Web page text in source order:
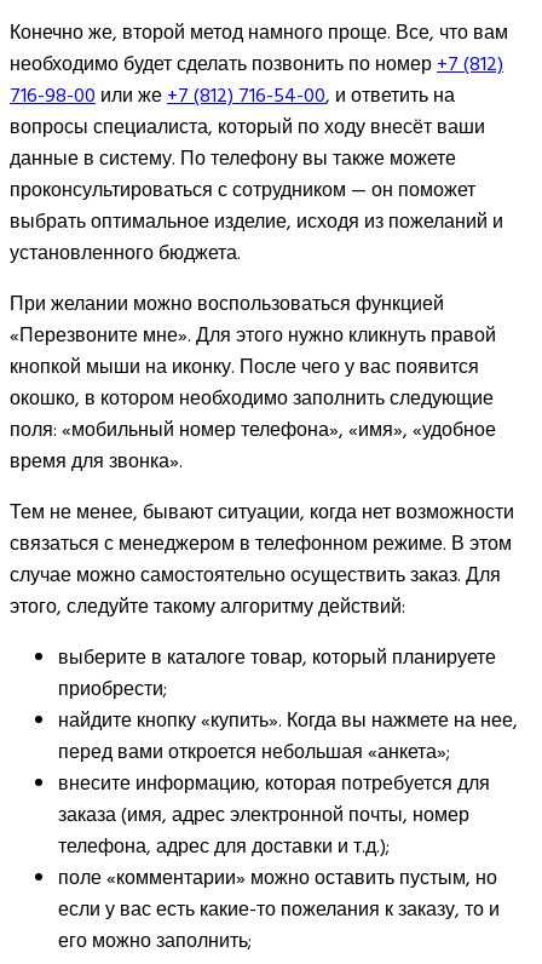
Конечно же, второй метод намного проще. Все, что вам
необходимо будет сделать позвонить по номер+7 (812)
716-98-00или же+7 (812) 716-54-00, и ответить на
вопросы специалиста, который по ходу внесёт ваши
данные в систему. По телефону вы также можете
проконсультироваться с сотрудником — он поможет
выбрать оптимальное изделие, исходя из пожеланий и
установленного бюджета.
При желании можно воспользоваться функцией
«Перезвоните мне». Для этого нужно кликнуть правой
кнопкой мыши на иконку. После чего у вас появится
окошко, в котором необходимо заполнить следующие
поля: «мобильный номер телефона», «имя», «удобное
время для звонка».
Тем не менее, бывают ситуации, когда нет возможности
связаться с менеджером в телефонном режиме. В этом
случае можно самостоятельно осуществить заказ. Для
этого, следуйте такому алгоритму действий:
выберите в каталоге товар, который планируете
приобрести;
найдите кнопку «купить». Когда вы нажмете на нее,
перед вами откроется небольшая «анкета»;
внесите информацию, которая потребуется для
заказа (имя, адрес электронной почты, номер
телефона, адрес для доставки и т.д.);
поле «комментарии» можно оставить пустым, но
если у вас есть какие-то пожелания к заказу, то и
его можно заполнить;